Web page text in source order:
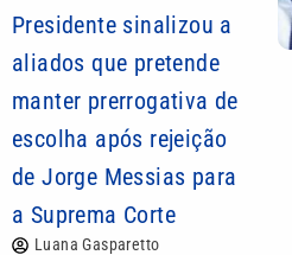
Presidente sinalizou a
aliados que pretende
manter prerrogativa de
escolha após rejeição
de Jorge Messias para
a Suprema Corte
Luana Gasparetto